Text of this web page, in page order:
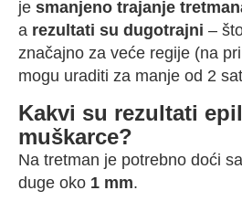
je smanjeno trajanje
a rezultati su dugotrajni –
značajno za veće regije (na
mogu uraditi za manje od 2
Kakvi su rezultati
muškarce?
Na tretman je potrebno doći
duge oko 1 mm.